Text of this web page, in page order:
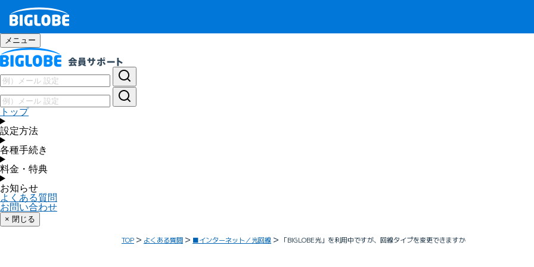
メニュー
トップ
設定方法
各種手続き
料金・特典
お知らせ
よくある質問
お問い合わせ
× 閉じる
TOP よくある質問 ■インターネット／光回線 「BIGLOBE光」を利用中ですが、回線タイプを変更できますか